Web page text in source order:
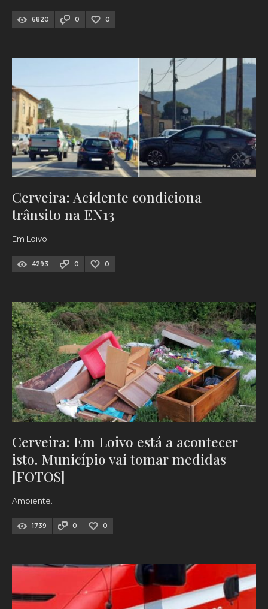
6820 0 0
Cerveira: Acidente condiciona
trânsito na EN13
Em Loivo.
4293 0 0
Cerveira: Em Loivo está a acontecer
isto. Município vai tomar medidas
[FOTOS]
Ambiente.
1739 0 0